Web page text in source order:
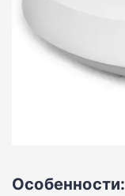
Особенности: